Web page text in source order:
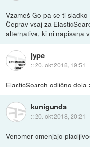
Vzameš Go pa se ti
Čeprav vsaj za
alternative, ki ni napisana
jype
::20. okt 2018, 19:51
ElasticSearch odlično dela
kunigunda
::20. okt 2018, 20:21
Venomer omenjajo